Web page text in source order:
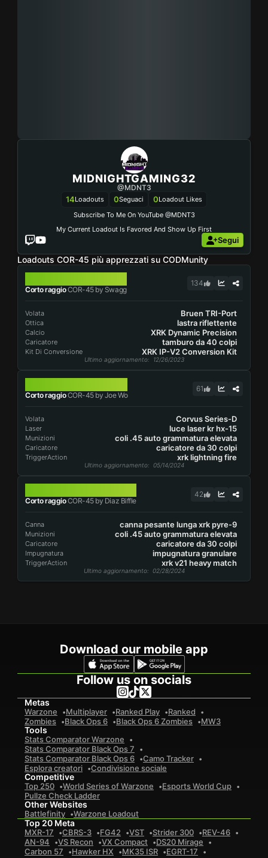
MIDNIGHTGAMING32
@MDNT3
14Loadouts 0Seguaci 0Loadout Likes
Subscribe To Me On YouTube @MDNT3
My Current Loadout Is Favored And Show Up First
Segui
Loadouts COR-45 più apprezzati su CODMunity
Corto raggioCOR-45 by Swagg
134
Volata Bruen TRI-Port
Ottica lastra riflettente
Calcio XRK Dynamic Precision
Caricatore tamburo da 40 colpi
Kit Di Conversione XRK IP-V2 Conversion Kit
Ultimo aggiornamento: 12/26/2023
Corto raggioCOR-45 by Joe Wo
61
Volata Corvus Series-D
Laser luce laser kr hx-15
Munizioni coli .45 auto grammatura elevata
Caricatore caricatore da 30 colpi
TriggerAction xrk lightning fire
Ultimo aggiornamento: 05/14/2024
Corto raggioCOR-45 by Diaz Biffle
42
Canna canna pesante lunga xrk pyre-9
Munizioni coli .45 auto grammatura elevata
Caricatore caricatore da 30 colpi
Impugnatura impugnatura granulare
TriggerAction xrk v21 heavy match
Ultimo aggiornamento: 02/28/2024
Download our mobile app
Follow us on socials
Metas
Warzone Multiplayer Ranked Play
Ranked
Zombies
Black Ops 6 Black Ops 6 Zombies MW3
Tools
Stats Comparator Warzone
Stats Comparator Black Ops 7
Stats Comparator Black Ops 6
Camo Tracker
Esplora creatori
Condivisione sociale
Competitive
Top 250 World Series of Warzone
Esports World Cup
Pullze Check Ladder
Other Websites
Battlefinity Warzone Loadout
Top 20 Meta
MXR-17 CBRS-3 FG42 VST Strider 300
REV-46
AN-94
VS Recon VX Compact
DS20 Mirage
Carbon 57
Hawker HX MK35 ISR
EGRT-17